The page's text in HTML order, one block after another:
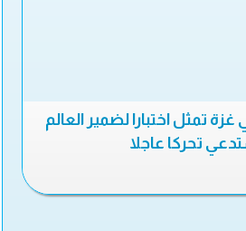
تمثل اختبارا لضمير العالم
تحركا عاجلا